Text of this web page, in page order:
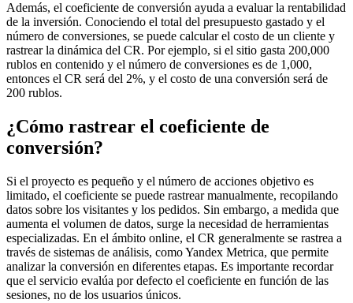
Además, el coeficiente de conversión ayuda a evaluar la rentabilidad
de la inversión. Conociendo el total del presupuesto gastado y el
número de conversiones, se puede calcular el costo de un cliente y
rastrear la dinámica del CR. Por ejemplo, si el sitio gasta 200,000
rublos en contenido y el número de conversiones es de 1,000,
entonces el CR será del 2%, y el costo de una conversión será de
200 rublos.
¿Cómo rastrear el coeficiente de
conversión?
Si el proyecto es pequeño y el número de acciones objetivo es
limitado, el coeficiente se puede rastrear manualmente, recopilando
datos sobre los visitantes y los pedidos. Sin embargo, a medida que
aumenta el volumen de datos, surge la necesidad de herramientas
especializadas. En el ámbito online, el CR generalmente se rastrea a
través de sistemas de análisis, como Yandex Metrica, que permite
analizar la conversión en diferentes etapas. Es importante recordar
que el servicio evalúa por defecto el coeficiente en función de las
sesiones, no de los usuarios únicos.